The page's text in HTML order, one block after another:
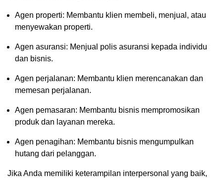
Agen properti: Membantu klien membeli, menjual, atau
menyewakan properti.
Agen asuransi: Menjual polis asuransi kepada individu
dan bisnis.
Agen perjalanan: Membantu klien merencanakan dan
memesan perjalanan.
Agen pemasaran: Membantu bisnis mempromosikan
produk dan layanan mereka.
Agen penagihan: Membantu bisnis mengumpulkan
hutang dari pelanggan.
Jika Anda memiliki keterampilan interpersonal yang baik,